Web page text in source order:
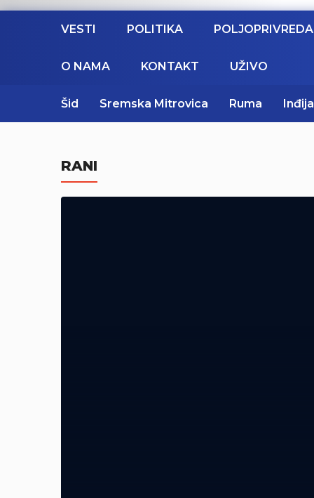
VESTI POLITIKA POLJOPRIVREDA
O NAMA KONTAKT UŽIVO
Šid Sremska Mitrovica Ruma Inđija
RANI